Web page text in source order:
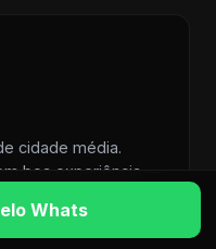
cidade média.
boa experiência —
Whats